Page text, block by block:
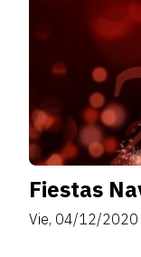
Fiestas
Vie, 04/12/2020